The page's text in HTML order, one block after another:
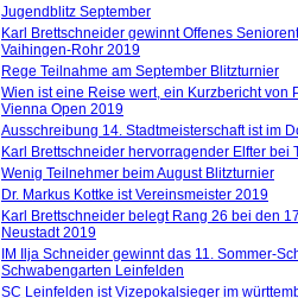
Jugendblitz September
Karl Brettschneider gewinnt Offenes
Vaihingen-Rohr 2019
Rege Teilnahme am September Blitzturnier
Wien ist eine Reise wert, ein Kurzbericht von
Vienna Open 2019
Ausschreibung 14. Stadtmeisterschaft ist im
Karl Brettschneider hervorragender Elfter bei
Wenig Teilnehmer beim August Blitzturnier
Dr. Markus Kottke ist Vereinsmeister 2019
Karl Brettschneider belegt Rang 26 bei den
Neustadt 2019
IM Ilja Schneider gewinnt das 11. Sommer-
Schwabengarten Leinfelden
SC Leinfelden ist Vizepokalsieger im